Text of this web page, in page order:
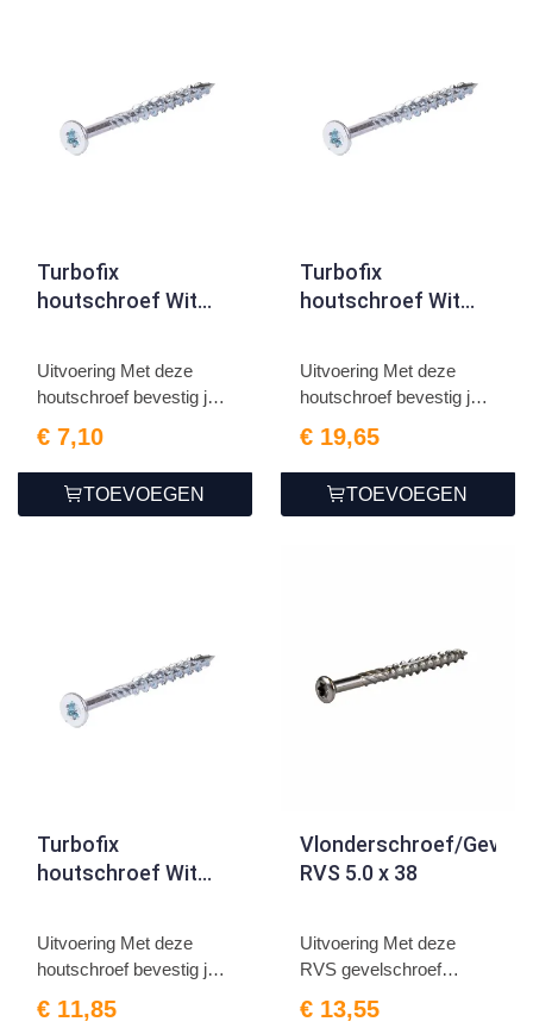
Turbofix
houtschroef Wit
Uitvoering Met deze
houtschroef bevestig je
€ 7,10
TOEVOEGEN
Turbofix
houtschroef Wit
Uitvoering Met deze
houtschroef bevestig je
€ 19,65
TOEVOEGEN
Turbofix
houtschroef Wit
Uitvoering Met deze
houtschroef bevestig je
€ 11,85
Vlonderschroef/
RVS 5.0 x 38
Uitvoering Met deze
RVS gevelschroef
€ 13,55